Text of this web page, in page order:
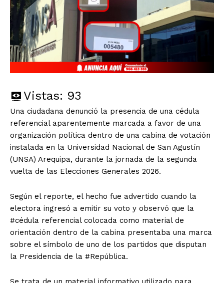
Vistas: 93
Una ciudadana denunció la presencia de una cédula
referencial aparentemente marcada a favor de una
organización política dentro de una cabina de votación
instalada en la Universidad Nacional de San Agustín
(UNSA) Arequipa, durante la jornada de la segunda
vuelta de las Elecciones Generales 2026.
Según el reporte, el hecho fue advertido cuando la
electora ingresó a emitir su voto y observó que la
#cédula referencial colocada como material de
orientación dentro de la cabina presentaba una marca
sobre el símbolo de uno de los partidos que disputan
la Presidencia de la #República.